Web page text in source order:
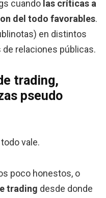
cuando las críticas a
del todo favorables.
en distintos
relaciones públicas.
trading,
pseudo
todo vale.
poco honestos, o
trading desde donde